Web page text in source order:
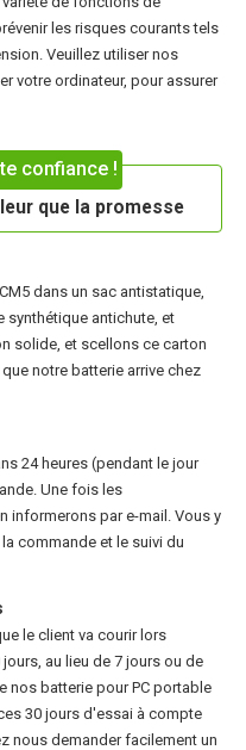
les risques courants tels
Veuillez utiliser nos
votre ordinateur, pour assurer
confiance !
que la promesse
dans un sac antistatique,
synthétique antichute, et
solide, et scellons ce carton
notre batterie arrive chez
24 heures (pendant le jour
Une fois les
informerons par e-mail. Vous y
commande et le suivi du
le client va courir lors
au lieu de 7 jours ou de
nos batterie pour PC portable
30 jours d'essai à compte
nous demander facilement un